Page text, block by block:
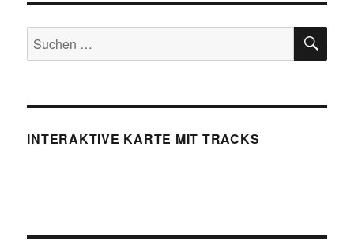
Suchen
nach:
INTERAKTIVE KARTE MIT TRACKS